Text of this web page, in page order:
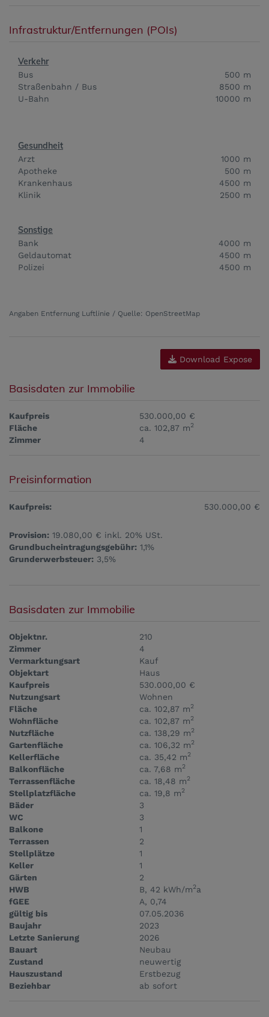
Infrastruktur/Entfernungen (POIs)
Verkehr
Bus
500 m
Straßenbahn / Bus
8500 m
U-Bahn
10000 m
Gesundheit
Arzt
1000 m
Apotheke
500 m
Krankenhaus
4500 m
Klinik
2500 m
Sonstige
Bank
4000 m
Geldautomat
4500 m
Polizei
4500 m
Angaben Entfernung Luftlinie / Quelle: OpenStreetMap
Download Expose
Basisdaten zur Immobilie
Kaufpreis
530.000,00 €
Fläche
ca. 102,87 m2
Zimmer 4
Preisinformation
Kaufpreis: 530.000,00 €
Provision: 19.080,00 € inkl. 20% USt.
Grundbucheintragungsgebühr: 1,1%
Grunderwerbsteuer: 3,5%
Basisdaten zur Immobilie
Objektnr.
210
Zimmer
4
Vermarktungsart
Kauf
Objektart
Haus
Kaufpreis
530.000,00 €
Nutzungsart
Wohnen
Fläche
ca. 102,87 m2
Wohnfläche ca. 102,87 m2
Nutzfläche ca. 138,29 m2
Gartenfläche ca. 106,32 m2
Kellerfläche ca. 35,42 m2
Balkonfläche ca. 7,68 m2
Terrassenfläche ca. 18,48 m2
Stellplatzfläche ca. 19,8 m2
Bäder
3
WC
3
Balkone
1
Terrassen
2
Stellplätze
1
Keller
1
Gärten
2
HWB
B, 42 kWh/m2a
fGEE
A, 0,74
gültig bis
07.05.2036
Baujahr
2023
Letzte Sanierung
2026
Bauart
Neubau
Zustand
neuwertig
Hauszustand
Erstbezug
Beziehbar
ab sofort